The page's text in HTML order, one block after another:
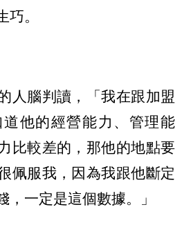
。
人腦判讀，「我在跟加盟
他的經營能力、管理能
比較差的，那他的地點要
佩服我，因為我跟他斷定
，一定是這個數據。」